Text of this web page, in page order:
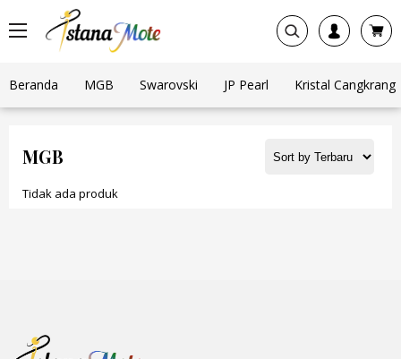
Beranda MGB Swarovski JP Pearl Kristal Cangkrang
MGB
Tidak ada produk